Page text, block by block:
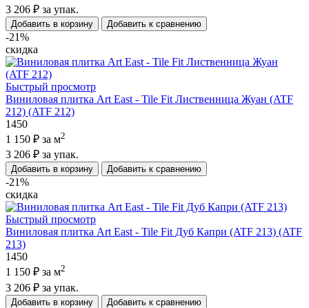
3 206 ₽ за упак.
Добавить в корзину Добавить к сравнению
-21%
скидка
Быстрый просмотр
Виниловая плитка Art East - Tile Fit Лиственница Жуан (ATF
212) (ATF 212)
1450
1 150 ₽ за м2
3 206 ₽ за упак.
Добавить в корзину Добавить к сравнению
-21%
скидка
Быстрый просмотр
Виниловая плитка Art East - Tile Fit Дуб Капри (ATF 213) (ATF
213)
1450
1 150 ₽ за м2
3 206 ₽ за упак.
Добавить в корзину Добавить к сравнению